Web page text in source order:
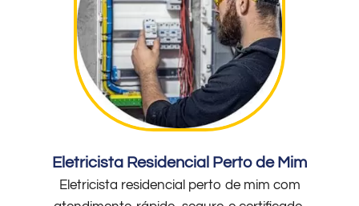
Eletricista Residencial Perto de Mim
Eletricista residencial perto de mim com